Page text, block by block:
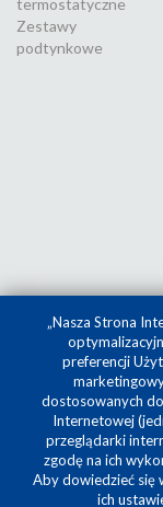
termostatyczne
Zestawy
podtynkowe
„Nasza Strona
preferencji
dostosowanych
Internetowej
przeglądarki
zgodę na ich
Aby dowiedzieć się
ich